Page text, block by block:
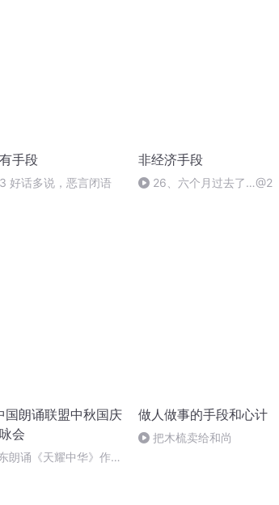
手段
好话多说，恶言闭语
非经济手段
26、六个月过去了…@2
国朗诵联盟中秋国庆
会
朗诵《天耀中华》作
做人做事的手段和心计
把木梳卖给和尚